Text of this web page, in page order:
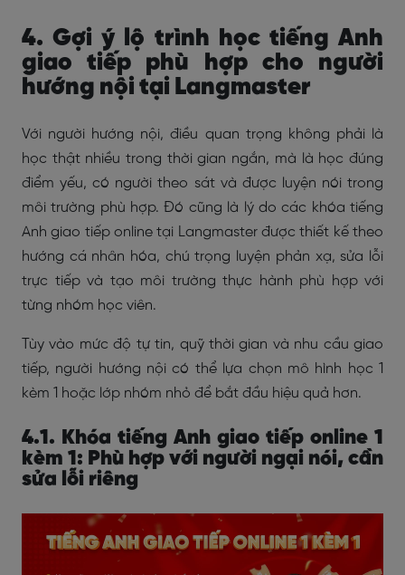
4. Gợi ý lộ trình học tiếng Anh
giao tiếp phù hợp cho người
hướng nội tại Langmaster
Với người hướng nội, điều quan trọng không phải là
học thật nhiều trong thời gian ngắn, mà là học đúng
điểm yếu, có người theo sát và được luyện nói trong
môi trường phù hợp. Đó cũng là lý do các khóa tiếng
Anh giao tiếp online tại Langmaster được thiết kế theo
hướng cá nhân hóa, chú trọng luyện phản xạ, sửa lỗi
trực tiếp và tạo môi trường thực hành phù hợp với
từng nhóm học viên.
Tùy vào mức độ tự tin, quỹ thời gian và nhu cầu giao
tiếp, người hướng nội có thể lựa chọn mô hình học 1
kèm 1 hoặc lớp nhóm nhỏ để bắt đầu hiệu quả hơn.
4.1. Khóa tiếng Anh giao tiếp online 1
kèm 1: Phù hợp với người ngại nói, cần
sửa lỗi riêng